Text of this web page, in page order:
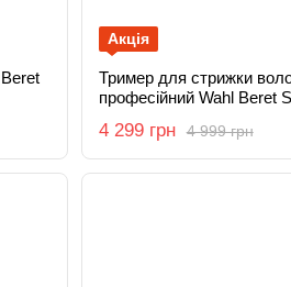
Акція
Тример для стрижки
професійний Wahl Beret
4 999 грн
4 299 грн